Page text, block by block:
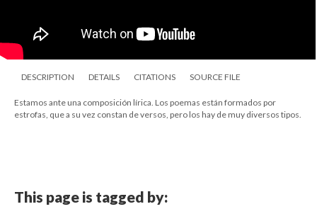
DESCRIPTION DETAILS CITATIONS SOURCE FILE
Estamos ante una composición lírica. Los poemas están formados por
estrofas, que a su vez constan de versos, pero los hay de muy diversos tipos.
This page is tagged by: